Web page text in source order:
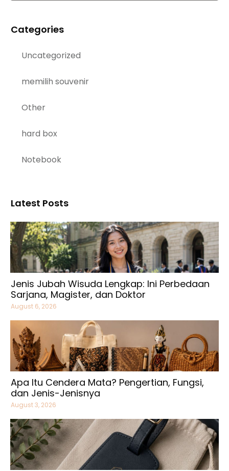
Categories
Uncategorized
memilih souvenir
Other
hard box
Notebook
Latest Posts
Jenis Jubah Wisuda Lengkap: Ini Perbedaan
Sarjana, Magister, dan Doktor
August 6, 2026
Apa Itu Cendera Mata? Pengertian, Fungsi,
dan Jenis-Jenisnya
August 3, 2026